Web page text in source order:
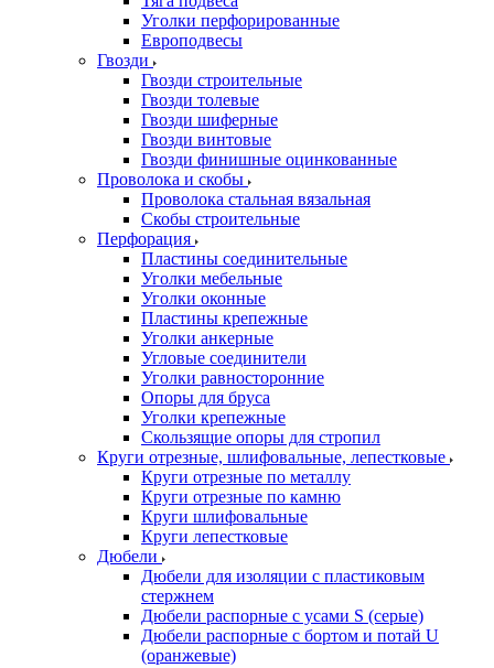
Уголки перфорированные
Европодвесы
Гвозди
Гвозди строительные
Гвозди толевые
Гвозди шиферные
Гвозди винтовые
Гвозди финишные оцинкованные
Проволока и скобы
Проволока стальная вязальная
Скобы строительные
Перфорация
Пластины соединительные
Уголки мебельные
Уголки оконные
Пластины крепежные
Уголки анкерные
Угловые соединители
Уголки равносторонние
Опоры для бруса
Уголки крепежные
Скользящие опоры для стропил
Круги отрезные, шлифовальные, лепестковые
Круги отрезные по металлу
Круги отрезные по камню
Круги шлифовальные
Круги лепестковые
Дюбели
Дюбели для изоляции с пластиковым
стержнем
Дюбели распорные с усами S (серые)
Дюбели распорные c бортом и потай U
(оранжевые)